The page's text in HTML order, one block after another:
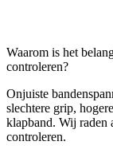
Waarom is het
controleren?
Onjuiste
slechtere grip,
klapband. Wij raden
controleren.